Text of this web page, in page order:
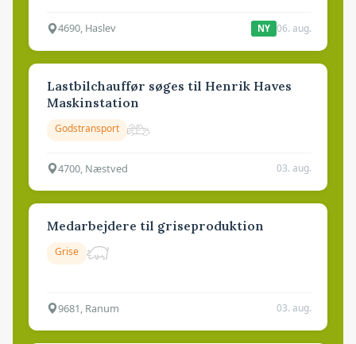
4690, Haslev NY 06. aug.
Lastbilchauffør søges til Henrik Haves
Maskinstation
Godstransport
4700, Næstved 03. aug.
Medarbejdere til griseproduktion
Grise
9681, Ranum 03. aug.